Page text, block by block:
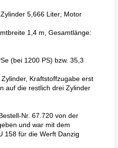
5,666 Liter; Motor
1,4 m, Gesamtlänge:
(bei 1200 PS) bzw. 35,3
Kraftstoffzugabe erst
auf die restlich drei Zylinder
Nr. 67.720 von der
und war mit dem
158 für die Werft Danzig